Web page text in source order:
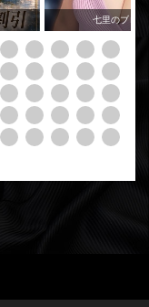
七里のブログ